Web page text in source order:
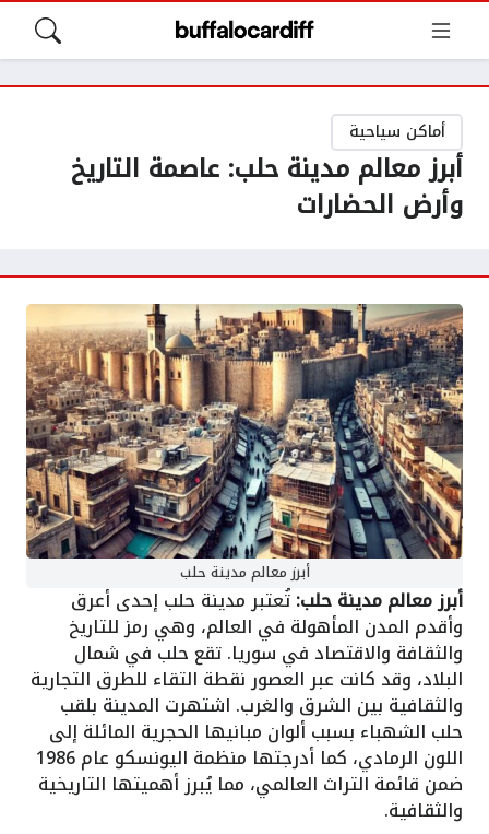
أماكن سياحية
أبرز معالم مدينة حلب: عاصمة التاريخ
وأرض الحضارات
أبرز معالم مدينة حلب
أبرز معالم مدينة حلب:تُعتبر مدينة حلب إحدى أعرق
وأقدم المدن المأهولة في العالم، وهي رمز للتاريخ
والثقافة والاقتصاد في سوريا. تقع حلب في شمال
البلاد، وقد كانت عبر العصور نقطة التقاء للطرق التجارية
والثقافية بين الشرق والغرب. اشتهرت المدينة بلقب
حلب الشهباء بسبب ألوان مبانيها الحجرية المائلة إلى
اللون الرمادي، كما أدرجتها منظمة اليونسكو عام 1986
ضمن قائمة التراث العالمي، مما يُبرز أهميتها التاريخية
والثقافية.